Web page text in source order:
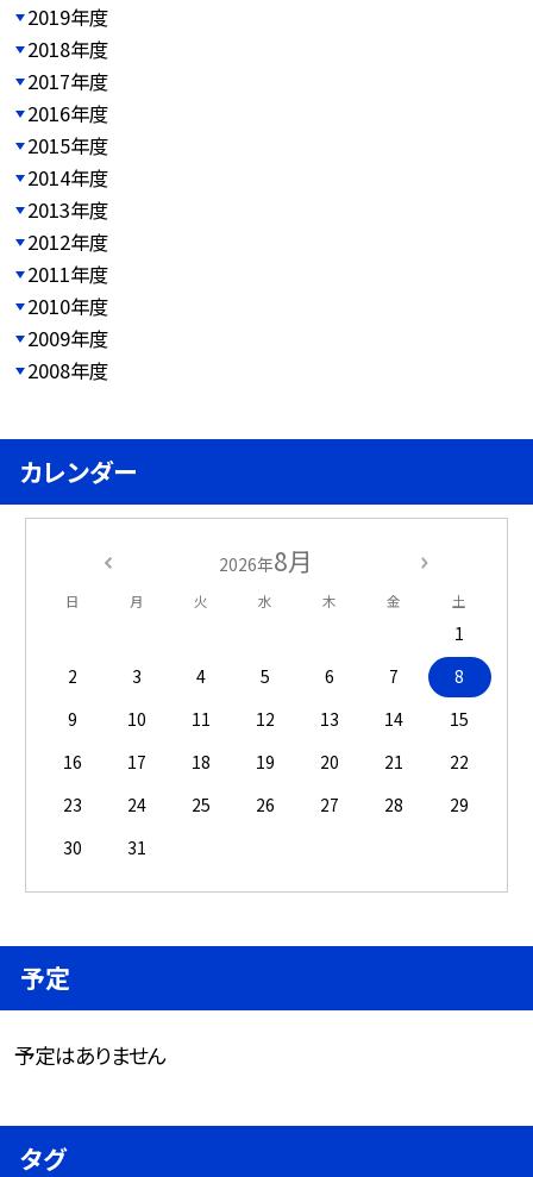
2019年度
2018年度
2017年度
2016年度
2015年度
2014年度
2013年度
2012年度
2011年度
2010年度
2009年度
2008年度
カレンダー
2026年8月
日 月 火 水 木 金 土
1
2
3 4 5 6 7
8
9
10 11 12 13 14
15
16
17 18 19 20 21
22
23
24 25 26 27 28
29
30
31
予定
予定はありません
タグ